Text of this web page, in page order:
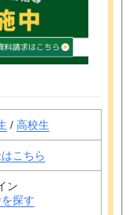
/ 高校生
こちら
ン
探す